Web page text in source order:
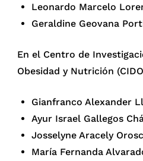
Leonardo Marcelo
Geraldine Geovana
En el Centro de
Obesidad y Nutrición
Gianfranco Alexander
Ayur Israel Gallegos
Josselyne Aracely
María Fernanda